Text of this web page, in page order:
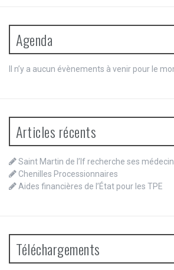
Agenda
Il n’y a aucun évènements à venir pour le
Articles récents
Saint Martin de l’If recherche ses
Chenilles Processionnaires
Aides financières de l’État pour les TPE
Téléchargements